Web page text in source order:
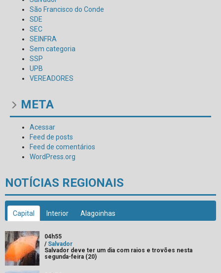
São Francisco do Conde
SDE
SEC
SEINFRA
Sem categoria
SSP
UPB
VEREADORES
META
Acessar
Feed de posts
Feed de comentários
WordPress.org
NOTÍCIAS REGIONAIS
Capital Interior Alagoinhas
04h55
/ Salvador
Salvador deve ter um dia com raios e trovões nesta
segunda-feira (20)